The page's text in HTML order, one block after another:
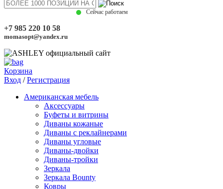
Сейчас работаем
+7 985 220 10 58
momasopt@yandex.ru
Корзина
Вход /Регистрация
Американская мебель
Аксессуары
Буфеты и витрины
Диваны кожаные
Диваны с реклайнерами
Диваны угловые
Диваны-двойки
Диваны-тройки
Зеркала
Зеркала Bounty
Ковры